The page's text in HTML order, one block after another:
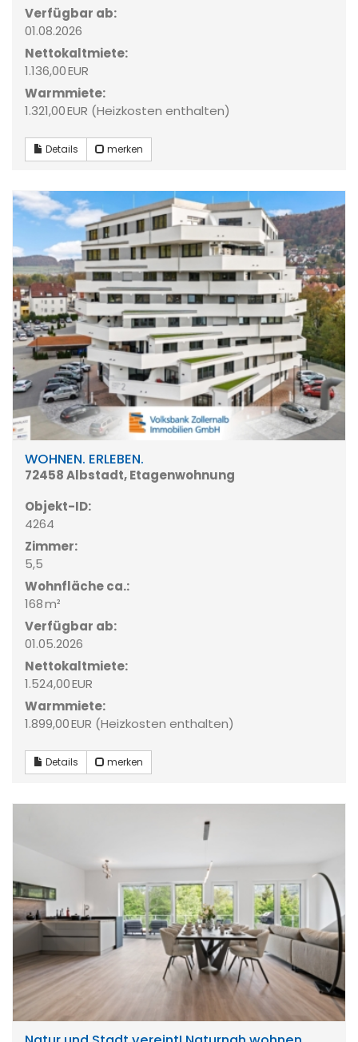
Verfügbar ab:
01.08.2026
Nettokaltmiete:
1.136,00 EUR
Warmmiete:
1.321,00 EUR (Heizkosten enthalten)
Details merken
WOHNEN. ERLEBEN.
72458 Albstadt, Etagenwohnung
Objekt-ID:
4264
Zimmer:
5,5
Wohnfläche ca.:
168 m²
Verfügbar ab:
01.05.2026
Nettokaltmiete:
1.524,00 EUR
Warmmiete:
1.899,00 EUR (Heizkosten enthalten)
Details merken